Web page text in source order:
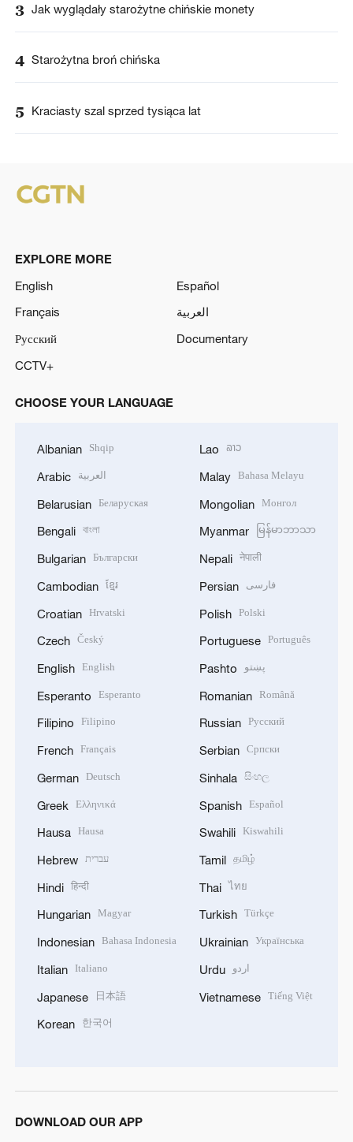
3 Jak wyglądały starożytne chińskie monety
4 Starożytna broń chińska
5 Kraciasty szal sprzed tysiąca lat
EXPLORE MORE
English
Español
Français
العربية
Русский
Documentary
CCTV+
CHOOSE YOUR LANGUAGE
Albanian Shqip
Arabic العربية
Belarusian Беларуская
Bengali বাংলা
Bulgarian Български
Cambodian ខ្មែរ
Croatian Hrvatski
Czech Český
English English
Esperanto Esperanto
Filipino Filipino
French Français
German Deutsch
Greek Ελληνικά
Hausa Hausa
Hebrew עברית
Hindi हिन्दी
Hungarian Magyar
Indonesian Bahasa Indonesia
Italian Italiano
Japanese 日本語
Korean 한국어
Lao ລາວ
Malay Bahasa Melayu
Mongolian Монгол
Myanmar မြန်မာဘာသာ
Nepali नेपाली
Persian فارسی
Polish Polski
Portuguese Português
Pashto پښتو
Romanian Română
Russian Русский
Serbian Српски
Sinhala සිංහල
Spanish Español
Swahili Kiswahili
Tamil தமிழ்
Thai ไทย
Turkish Türkçe
Ukrainian Українська
Urdu اردو
Vietnamese Tiếng Việt
DOWNLOAD OUR APP